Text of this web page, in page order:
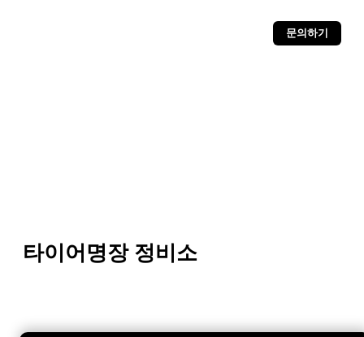
문의하기
타이어명장 정비소